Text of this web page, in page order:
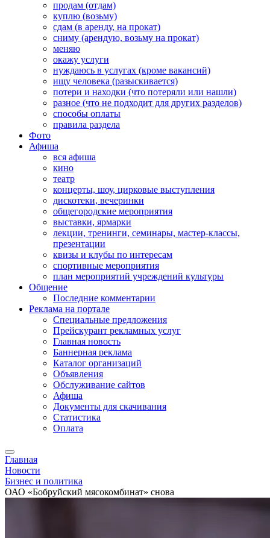
продам (отдам)
куплю (возьму)
сдам (в аренду, на прокат)
сниму (арендую, возьму на прокат)
меняю
окажу услуги
нуждаюсь в услугах (кроме вакансий)
ищу человека (разыскивается)
потери и находки (что потеряли или нашли)
разное (что не подходит для других разделов)
способы оплаты
правила раздела
Фото
Афиша
вся афиша
кино
театр
концерты, шоу, цирковые выступления
дискотеки, вечеринки
общегородские мероприятия
выставки, ярмарки
лекции, тренинги, семинары, мастер-классы,
презентации
квизы и клубы по интересам
спортивные мероприятия
план мероприятий учреждений культуры
Общение
Последние комментарии
Реклама на портале
Специальные предложения
Прейскурант рекламных услуг
Главная новость
Баннерная реклама
Каталог организаций
Объявления
Обслуживание сайтов
Афиша
Документы для скачивания
Статистика
Оплата
Главная
Новости
Бизнес и политика
ОАО «Бобруйский мясокомбинат» снова